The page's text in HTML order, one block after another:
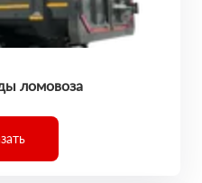
ломовоза